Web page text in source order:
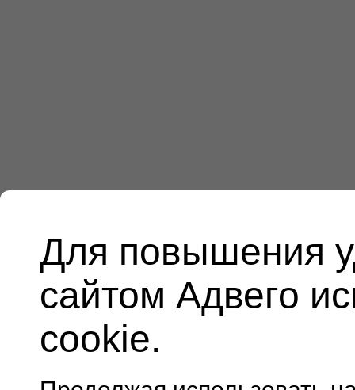
Для повышения
сайтом Адвего
cookie.